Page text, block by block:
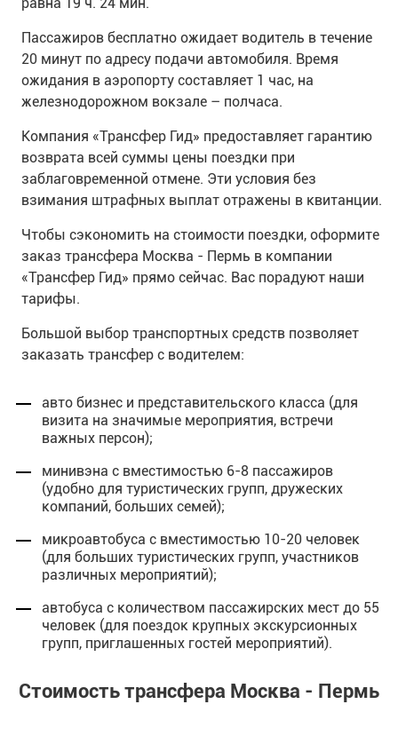
Пассажиров бесплатно ожидает водитель в течение
20 минут по адресу подачи автомобиля. Время
ожидания в аэропорту составляет 1 час, на
железнодорожном вокзале – полчаса.
Компания «Трансфер Гид» предоставляет гарантию
возврата всей суммы цены поездки при
заблаговременной отмене. Эти условия без
взимания штрафных выплат отражены в квитанции.
Чтобы сэкономить на стоимости поездки, оформите
заказ трансфера Москва - Пермь в компании
«Трансфер Гид» прямо сейчас. Вас порадуют наши
тарифы.
Большой выбор транспортных средств позволяет
заказать трансфер с водителем:
авто бизнес и представительского класса (для
визита на значимые мероприятия, встречи
важных персон);
минивэна с вместимостью 6-8 пассажиров
(удобно для туристических групп, дружеских
компаний, больших семей);
микроавтобуса с вместимостью 10-20 человек
(для больших туристических групп, участников
различных мероприятий);
автобуса с количеством пассажирских мест до 55
человек (для поездок крупных экскурсионных
групп, приглашенных гостей мероприятий).
Стоимость трансфера Москва - Пермь